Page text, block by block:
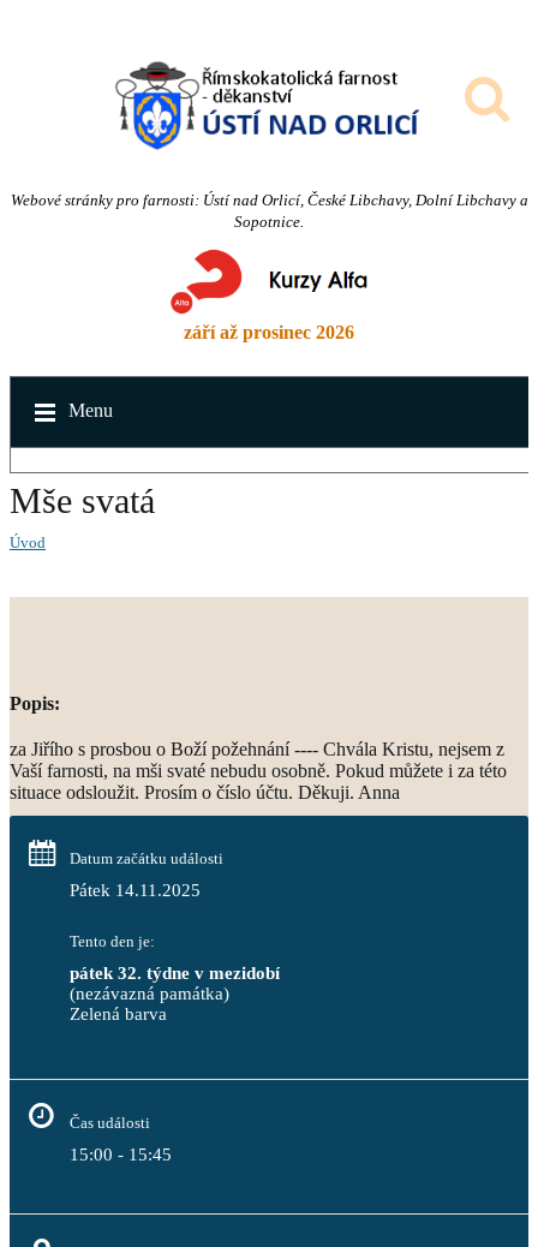
Webové stránky pro farnosti: Ústí nad Orlicí, České Libchavy, Dolní Libchavy a
Sopotnice.
září až prosinec 2026
Menu
Mše svatá
Úvod
Popis:
za Jiřího s prosbou o Boží požehnání ---- Chvála Kristu, nejsem z
Vaší farnosti, na mši svaté nebudu osobně. Pokud můžete i za této
situace odsloužit. Prosím o číslo účtu. Děkuji. Anna
Datum začátku události
Pátek 14.11.2025
Tento den je:
pátek 32. týdne v mezidobí
(nezávazná památka)
Zelená barva
Čas události
15:00 - 15:45